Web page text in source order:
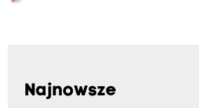
Najnowsze